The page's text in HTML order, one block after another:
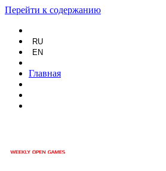
Перейти к содержанию
RU
EN
Главная